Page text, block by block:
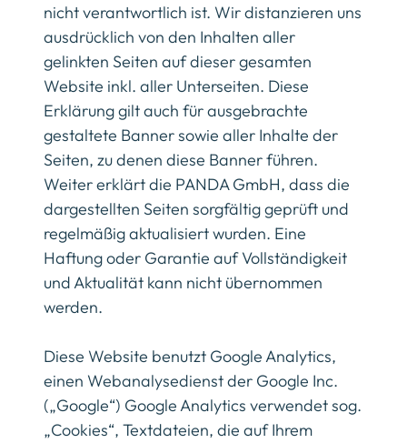
nicht verantwortlich ist. Wir distanzieren uns
ausdrücklich von den Inhalten aller
gelinkten Seiten auf dieser gesamten
Website inkl. aller Unterseiten. Diese
Erklärung gilt auch für ausgebrachte
gestaltete Banner sowie aller Inhalte der
Seiten, zu denen diese Banner führen.
Weiter erklärt die PANDA GmbH, dass die
dargestellten Seiten sorgfältig geprüft und
regelmäßig aktualisiert wurden. Eine
Haftung oder Garantie auf Vollständigkeit
und Aktualität kann nicht übernommen
werden.
Diese Website benutzt Google Analytics,
einen Webanalysedienst der Google Inc.
(„Google“) Google Analytics verwendet sog.
„Cookies“, Textdateien, die auf Ihrem